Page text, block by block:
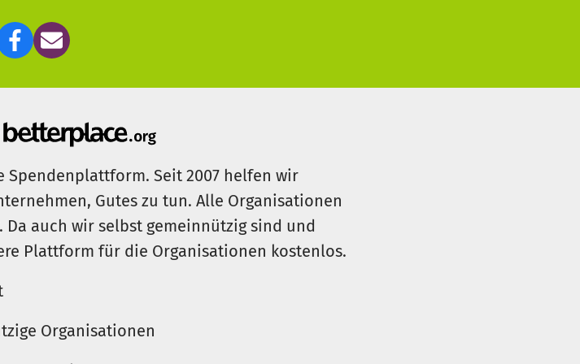
Lernförderung pro Woche
Seit 2007 helfen wir
Gutes zu tun. Alle Organisationen
auch wir selbst gemeinnützig sind und
Plattform für die Organisationen kostenlos.
Organisationen